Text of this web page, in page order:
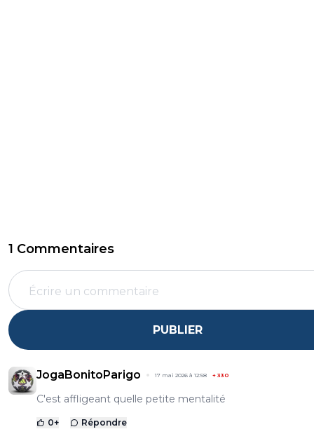
1 Commentaires
PUBLIER
JogaBonitoParigo 17 mai 2026 à 12:58 + 330
C'est affligeant quelle petite mentalité
0+ Répondre